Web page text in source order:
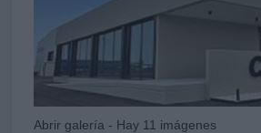
Abrir galería - Hay 11 imágenes